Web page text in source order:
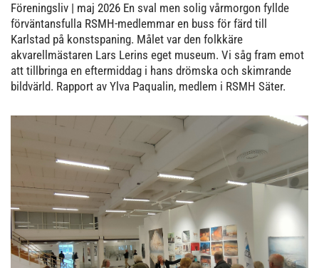
Föreningsliv | maj 2026 En sval men solig vårmorgon fyllde
förväntansfulla RSMH-medlemmar en buss för färd till
Karlstad på konstspaning. Målet var den folkkäre
akvarellmästaren Lars Lerins eget museum. Vi såg fram emot
att tillbringa en eftermiddag i hans drömska och skimrande
bildvärld. Rapport av Ylva Paqualin, medlem i RSMH Säter.